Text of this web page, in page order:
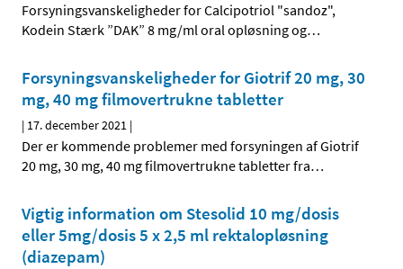
Forsyningsvanskeligheder for Calcipotriol "sandoz",
Kodein Stærk ”DAK” 8 mg/ml oral opløsning og…
Forsyningsvanskeligheder for Giotrif 20 mg, 30
mg, 40 mg filmovertrukne tabletter
| 17. december 2021 |
Der er kommende problemer med forsyningen af Giotrif
20 mg, 30 mg, 40 mg filmovertrukne tabletter fra…
Vigtig information om Stesolid 10 mg/dosis
eller 5mg/dosis 5 x 2,5 ml rektalopløsning
(diazepam)